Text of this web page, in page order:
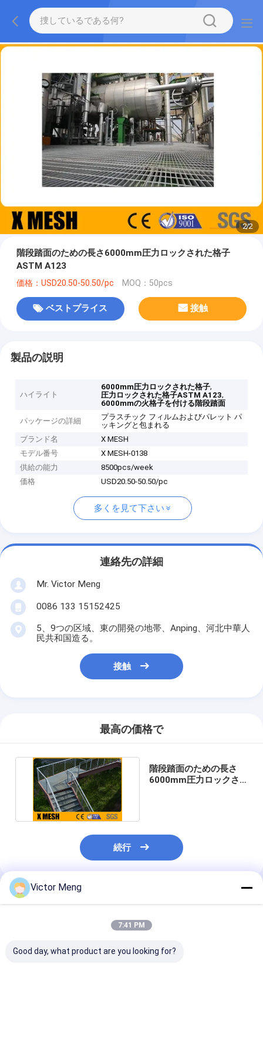
2/2
階段踏面のための長さ6000mm圧力ロックされた格子
ASTM A123
価格：USD20.50-50.50/pc MOQ：50pcs
ベストプライス 接触
製品の説明
ハイライト
6000mm圧力ロックされた格子,
圧力ロックされた格子ASTM A123,
6000mmの火格子を付ける階段踏面
パッケージの詳細
プラスチック フィルムおよびパレット パ
ッキングと包まれる
ブランド名
X MESH
モデル番号
X MESH-0138
供給の能力
8500pcs/week
価格
USD20.50-50.50/pc
多くを見て下さい
連絡先の詳細
Mr. Victor Meng
0086 133 15152425
5、9つの区域、東の開発の地帯、Anping、河北中華人
民共和国造る。
接触
最高の価格で
階段踏面のための長さ
6000mm圧力ロックさ
続行
推薦されたプロダクト
Victor Meng
7:41 PM
Good day, what product are you looking for?